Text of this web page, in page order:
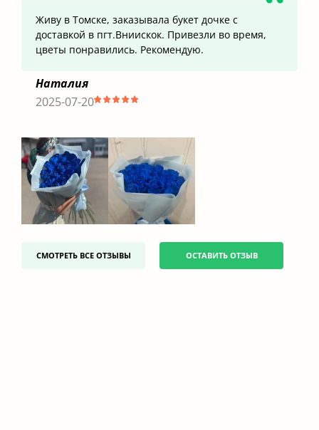
Живу в Томске, заказывала букет дочке с
доставкой в пгт.Вниискок. Привезли во время,
цветы понравились. Рекомендую.
Наталия
2025-07-20
СМОТРЕТЬ ВСЕ ОТЗЫВЫ ОСТАВИТЬ ОТЗЫВ